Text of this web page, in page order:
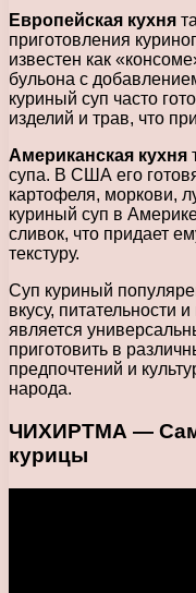
Европейская кухня
приготовления
известен как
бульона с
куриный суп часто
изделий и трав, что
Американская кухня
супа. В США его
картофеля, моркови,
куриный суп в
сливок, что придает
текстуру.
Суп куриный
вкусу, питательности
является
приготовить в
предпочтений и
народа.
ЧИХИРТМА —
курицы